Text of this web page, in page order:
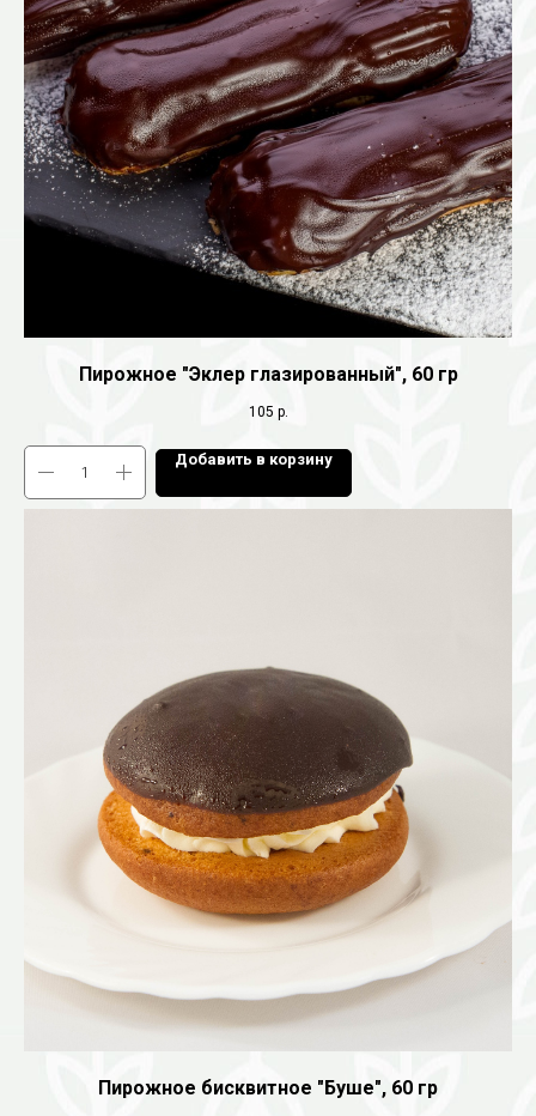
Пирожное "Эклер глазированный", 60 гр
105 р.
Добавить в корзину
Пирожное бисквитное "Буше", 60 гр